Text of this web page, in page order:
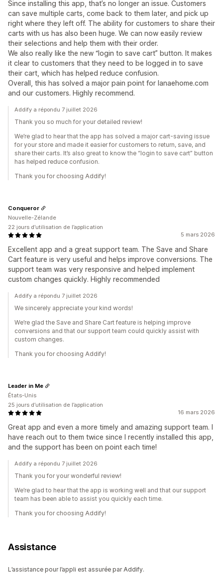
Since installing this app, that’s no longer an issue. Customers
can save multiple carts, come back to them later, and pick up
right where they left off. The ability for customers to share their
carts with us has also been huge. We can now easily review
their selections and help them with their order.
We also really like the new “login to save cart” button. It makes
it clear to customers that they need to be logged in to save
their cart, which has helped reduce confusion.
Overall, this has solved a major pain point for lanaehome.com
and our customers. Highly recommend.
Addify a répondu 7 juillet 2026
Thank you so much for your detailed review!
We’re glad to hear that the app has solved a major cart-saving issue
for your store and made it easier for customers to return, save, and
share their carts. It’s also great to know the “login to save cart” button
has helped reduce confusion.
Thank you for choosing Addify!
5 mars 2026
Excellent app and a great support team. The Save and Share
Cart feature is very useful and helps improve conversions. The
support team was very responsive and helped implement
custom changes quickly. Highly recommended
Conqueror
Nouvelle-Zélande
22 jours d’utilisation de l’application
Addify a répondu 7 juillet 2026
We sincerely appreciate your kind words!
We’re glad the Save and Share Cart feature is helping improve
conversions and that our support team could quickly assist with
custom changes.
Thank you for choosing Addify!
16 mars 2026
Great app and even a more timely and amazing support team. I
have reach out to them twice since I recently installed this app,
and the support has been on point each time!
Leader in Me
États-Unis
25 jours d’utilisation de l’application
Addify a répondu 7 juillet 2026
Thank you for your wonderful review!
We’re glad to hear that the app is working well and that our support
team has been able to assist you quickly each time.
Thank you for choosing Addify!
Assistance
L’assistance pour l’appli est assurée par Addify.